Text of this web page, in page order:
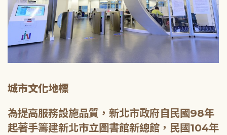
城市文化地標
為提高服務設施品質，新北市政府自民國98年
起著手籌建新北市立圖書館新總館，民國104年